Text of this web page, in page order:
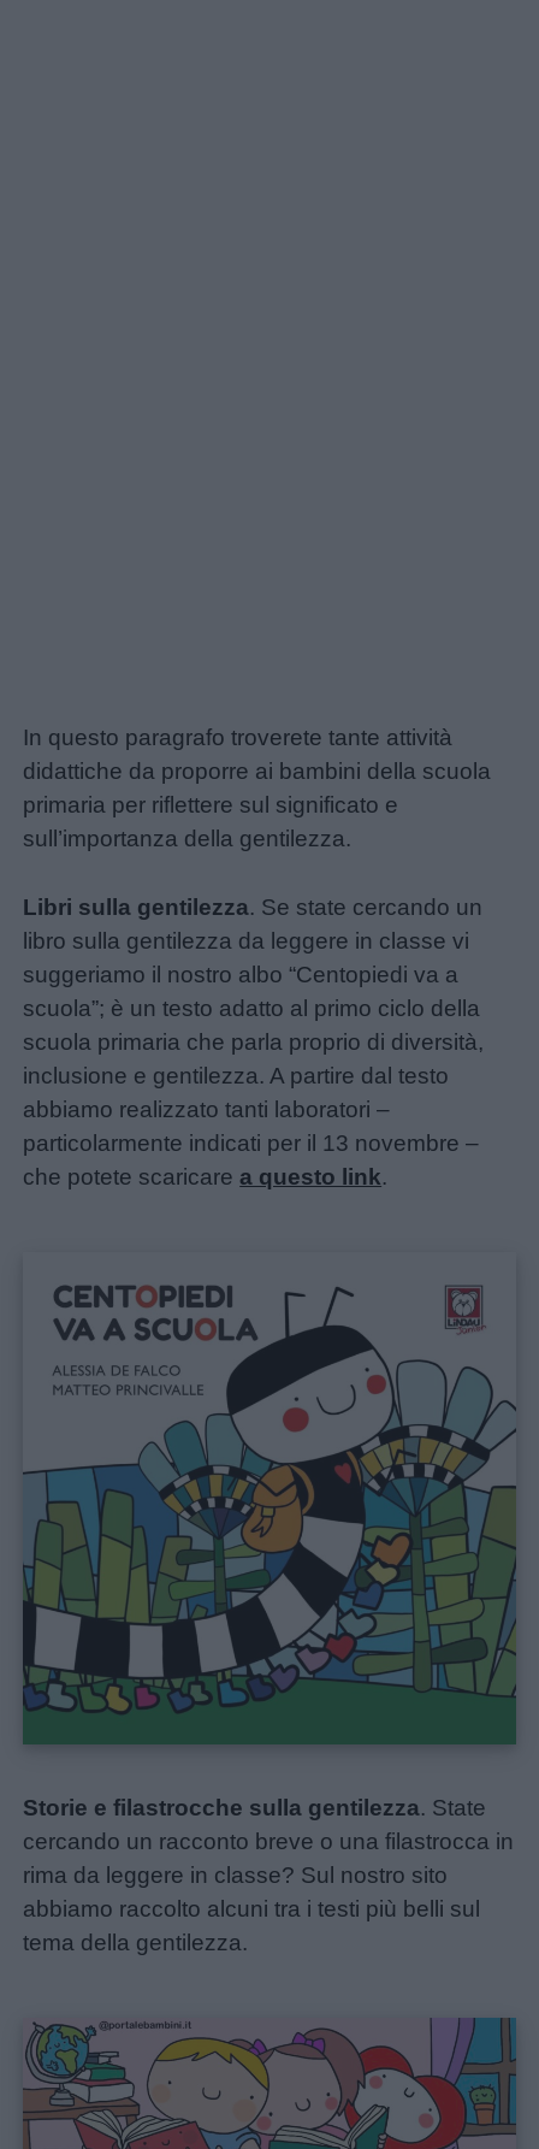
In questo paragrafo troverete tante attività
didattiche da proporre ai bambini della scuola
primaria per riflettere sul significato e
sull’importanza della gentilezza.
Libri sulla gentilezza. Se state cercando un
libro sulla gentilezza da leggere in classe vi
suggeriamo il nostro albo “Centopiedi va a
scuola”; è un testo adatto al primo ciclo della
scuola primaria che parla proprio di diversità,
inclusione e gentilezza. A partire dal testo
abbiamo realizzato tanti laboratori –
particolarmente indicati per il 13 novembre –
che potete scaricarea questo link.
Storie e filastrocche sulla gentilezza. State
cercando un racconto breve o una filastrocca in
rima da leggere in classe? Sul nostro sito
abbiamo raccolto alcuni tra i testi più belli sul
tema della gentilezza.